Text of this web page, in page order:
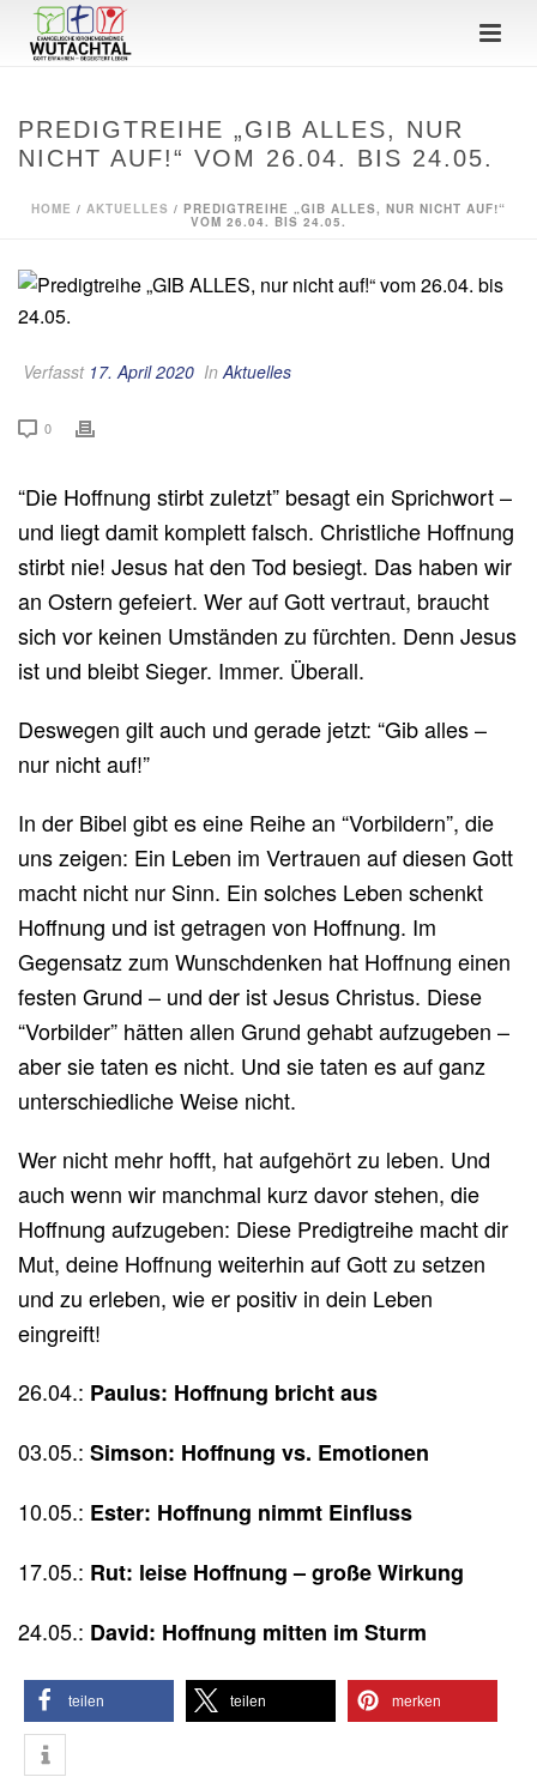
PREDIGTREIHE „GIB ALLES, NUR
NICHT AUF!“ VOM 26.04. BIS 24.05.
HOME / AKTUELLES / PREDIGTREIHE „GIB ALLES, NUR NICHT AUF!“
VOM 26.04. BIS 24.05.
Verfasst 17. April 2020 InAktuelles
0
“Die Hoffnung stirbt zuletzt” besagt ein Sprichwort –
und liegt damit komplett falsch. Christliche Hoffnung
stirbt nie! Jesus hat den Tod besiegt. Das haben wir
an Ostern gefeiert. Wer auf Gott vertraut, braucht
sich vor keinen Umständen zu fürchten. Denn Jesus
ist und bleibt Sieger. Immer. Überall.
Deswegen gilt auch und gerade jetzt: “Gib alles –
nur nicht auf!”
In der Bibel gibt es eine Reihe an “Vorbildern”, die
uns zeigen: Ein Leben im Vertrauen auf diesen Gott
macht nicht nur Sinn. Ein solches Leben schenkt
Hoffnung und ist getragen von Hoffnung. Im
Gegensatz zum Wunschdenken hat Hoffnung einen
festen Grund – und der ist Jesus Christus. Diese
“Vorbilder” hätten allen Grund gehabt aufzugeben –
aber sie taten es nicht. Und sie taten es auf ganz
unterschiedliche Weise nicht.
Wer nicht mehr hofft, hat aufgehört zu leben. Und
auch wenn wir manchmal kurz davor stehen, die
Hoffnung aufzugeben: Diese Predigtreihe macht dir
Mut, deine Hoffnung weiterhin auf Gott zu setzen
und zu erleben, wie er positiv in dein Leben
eingreift!
26.04.: Paulus: Hoffnung bricht aus
03.05.: Simson: Hoffnung vs. Emotionen
10.05.: Ester: Hoffnung nimmt Einfluss
17.05.: Rut: leise Hoffnung – große Wirkung
24.05.: David: Hoffnung mitten im Sturm
teilen teilen merken